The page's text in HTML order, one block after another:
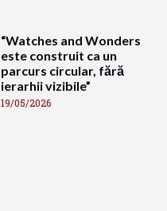
“Watches and Wonders
este construit ca un
parcurs circular, fără
ierarhii vizibile”
19/05/2026